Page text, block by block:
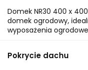
Domek NR30 400 x
domek ogrodowy,
wyposażenia
Pokrycie dachu